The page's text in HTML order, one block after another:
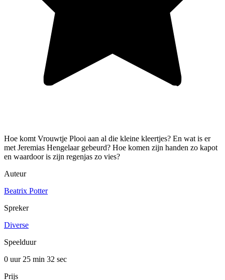
Hoe komt Vrouwtje Plooi aan al die kleine kleertjes? En wat is er
met Jeremias Hengelaar gebeurd? Hoe komen zijn handen zo kapot
en waardoor is zijn regenjas zo vies?
Auteur
Beatrix Potter
Spreker
Diverse
Speelduur
0 uur 25 min 32 sec
Prijs